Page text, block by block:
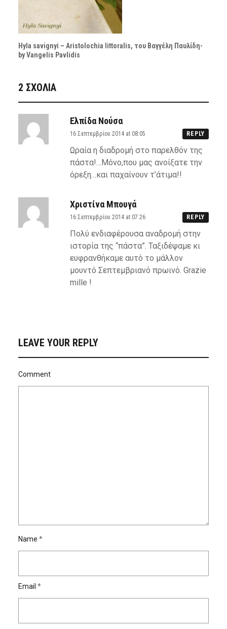
Hyla savignyi – Aristolochia littoralis, του Βαγγέλη Παυλίδη-
by Vangelis Pavlidis
2 ΣΧΌΛΙΑ
Ελπίδα Νούσα
16 Σεπτεμβρίου 2014 at 08:05 REPLY
Ωραία η διαδρομή στο παρελθόν της
πάστα!…Μόνο,που μας ανοίξατε την
όρεξη…και παχαίνουν τ’άτιμα!!
Χριστίνα Μπουγά
16 Σεπτεμβρίου 2014 at 07:26 REPLY
Πολύ ενδιαφέρουσα αναδρομή στην
ιστορία της “πάστα”. Ταξιδέψαμε κι
ευφρανθήκαμε αυτό το μάλλον
μουντό Σεπτεμβριανό πρωινό. Grazie
mille !
LEAVE YOUR REPLY
Comment
Name *
Email *